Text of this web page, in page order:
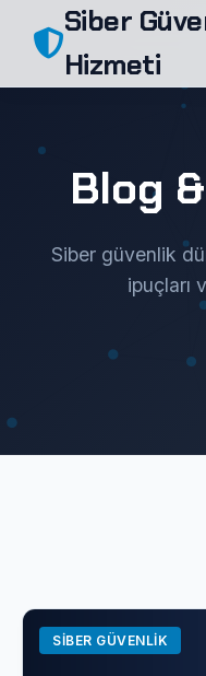
Siber
Hizmeti
Blog
Siber güvenlik
ipuçları
SIBER GÜVENLIK